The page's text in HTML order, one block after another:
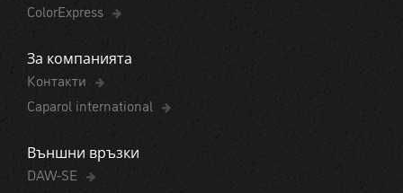
ColorExpress
За компанията
Контакти
Caparol international
Външни връзки
DAW-SE